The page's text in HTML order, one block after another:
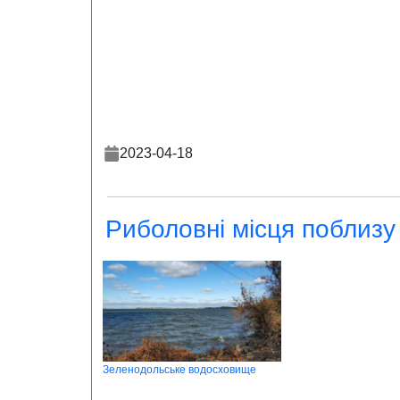
2023-04-18
Риболовні місця поблизу
Зеленодольське водосховище